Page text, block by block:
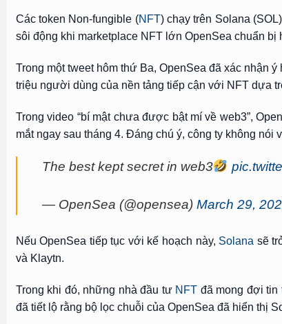
Các token Non-fungible (NFT) chạy trên Solana
sôi động khi marketplace NFT lớn OpenSea chuẩn bị
Trong một tweet hôm thứ Ba, OpenSea đã xác nhận
triệu người dùng của nền tảng tiếp cận với NFT dựa
Trong video “bí mật chưa được bật mí về web3”,
mắt ngay sau tháng 4. Đáng chú ý, công ty không nói
The best kept secret in web3
— OpenSea (@opensea) March 29,
Nếu OpenSea tiếp tục với kế hoạch này, Solana sẽ
và Klaytn.
Trong khi đó, những nhà đầu tư NFT đã mong đợi tin
đã tiết lộ rằng bộ lọc chuỗi của OpenSea đã hiển thị